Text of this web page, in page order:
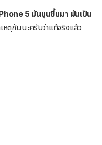
5 มันนูนขึ้นมา มันเป็น
หตุกันนะครับว่าแท้จริงแล้ว